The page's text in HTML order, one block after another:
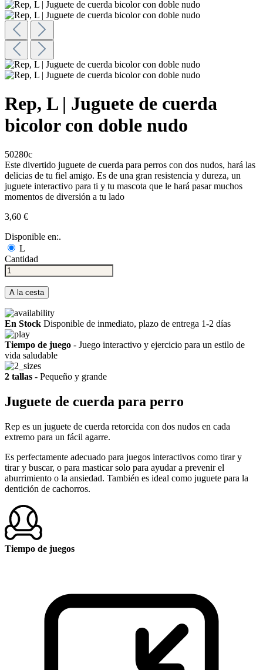
Rep, L | Juguete de cuerda
bicolor con doble nudo
50280c
Este divertido juguete de cuerda para perros con dos nudos, hará las
delicias de tu fiel amigo. Es de una gran resistencia y dureza, un
juguete interactivo para ti y tu mascota que le hará pasar muchos
momentos de diversión a tu lado
3,60 €
Disponible en:.
L
Cantidad
A la cesta
En Stock Disponible de inmediato, plazo de entrega 1-2 días
Tiempo de juego - Juego interactivo y ejercicio para un estilo de
vida saludable
2 tallas - Pequeño y grande
Juguete de cuerda para perro
Rep es un juguete de cuerda retorcida con dos nudos en cada
extremo para un fácil agarre.
Es perfectamente adecuado para juegos interactivos como tirar y
tirar y buscar, o para masticar solo para ayudar a prevenir el
aburrimiento o la ansiedad. También es ideal como juguete para la
dentición de cachorros.
Tiempo de juegos